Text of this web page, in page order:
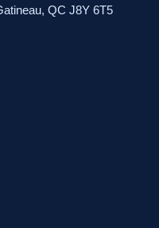
QC J8Y 6T5